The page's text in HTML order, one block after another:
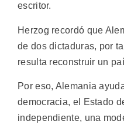
escritor.
Herzog recordó que
de dos dictaduras, por
resulta reconstruir un
Por eso, Alemania
democracia, el Estado
independiente, una